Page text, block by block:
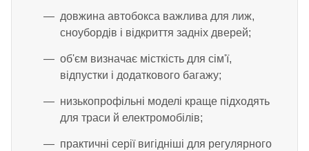
довжина автобокса важлива для лиж,
сноубордів і відкриття задніх дверей;
об'єм визначає місткість для сім'ї,
відпустки і додаткового багажу;
низькопрофільні моделі краще підходять
для траси й електромобілів;
практичні серії вигідніші для регулярного